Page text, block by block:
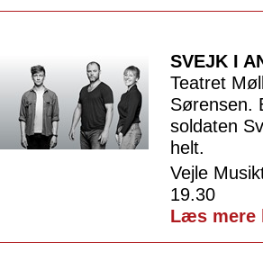
SVEJK I
Teatret
Sørensen.
soldaten
helt.
Vejle
19.30
Læs mere